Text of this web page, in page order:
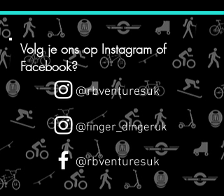
Volg je ons op Instagram of
Facebook?
@rbventuresuk
@finger_dingeruk
@rbventuresuk